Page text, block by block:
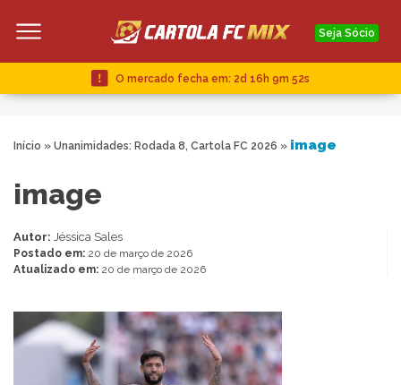
Seja Sócio
O mercado fecha em: 2d 16h 9m 51s
Início » Unanimidades: Rodada 8, Cartola FC 2026 » image
image
Autor: Jéssica Sales
Postado em: 20 de março de 2026
Atualizado em: 20 de março de 2026